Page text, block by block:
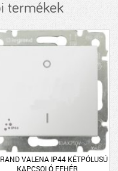
termékek
VALENA IP44 KÉTPÓLUSÚ
KAPCSOLÓ FEHÉR